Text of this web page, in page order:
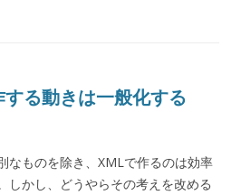
る動きは一般化する
なものを除き、XMLで作るのは効率
しかし、どうやらその考えを改める